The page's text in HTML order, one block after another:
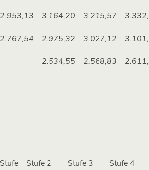
2.953,13 3.164,20 3.215,57
2.767,54 2.975,32 3.027,12
2.534,55 2.568,83
Stufe Stufe 2 Stufe 3 Stufe 4